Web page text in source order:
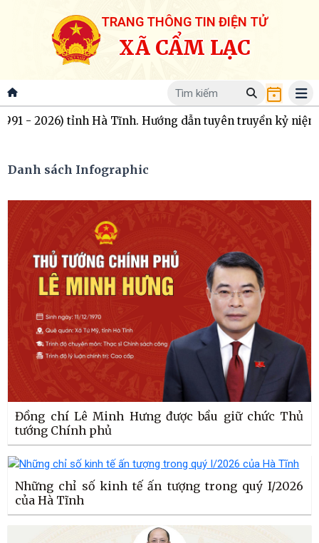
TRANG THÔNG TIN ĐIỆN TỬ
XÃ CẨM LẠC
Tĩnh. Hướng dẫn tuyên truyền kỷ niệm 195 năm thành
Danh sách Infographic
Đồng chí Lê Minh Hưng được bầu giữ chức Thủ
tướng Chính phủ
Những chỉ số kinh tế ấn tượng trong quý I/2026
của Hà Tĩnh